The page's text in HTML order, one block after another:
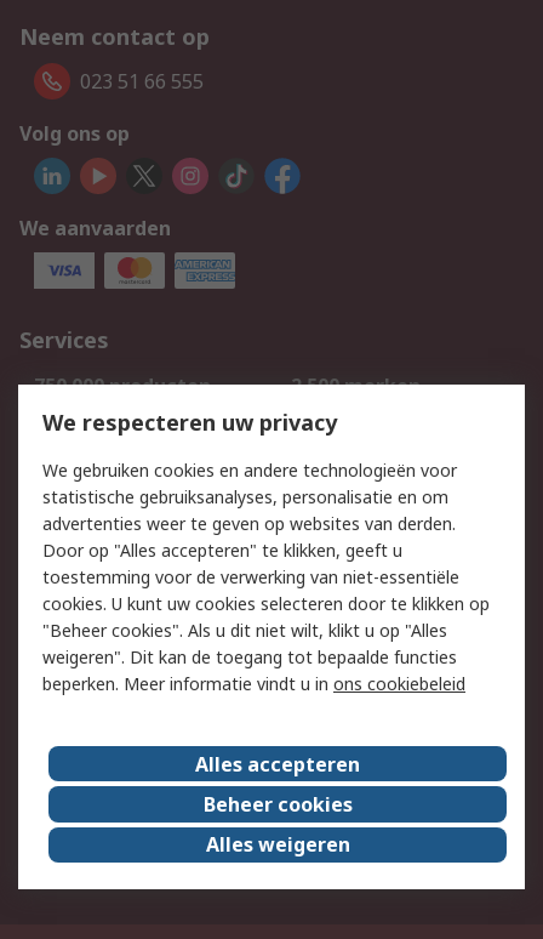
Neem contact op
023 51 66 555
Volg ons op
We aanvaarden
Services
750.000 producten
2.500 merken
Bestellen
Inkoopoplossingen
Track & Trace
Wettelijk
Cookiebeleid
Email veiligheid
Privacybeleid
Websitevoorwaarden
Algemene
verkoopvoorwaarden
Over RS
RS Group
Over ons
RS wereldwijd
Werken bij RS
ESG
We respecteren uw privacy
We gebruiken cookies en andere technologieën voor
statistische gebruiksanalyses, personalisatie en om
advertenties weer te geven op websites van derden.
Door op "Alles accepteren" te klikken, geeft u
toestemming voor de verwerking van niet-essentiële
cookies. U kunt uw cookies selecteren door te klikken op
"Beheer cookies". Als u dit niet wilt, klikt u op "Alles
weigeren". Dit kan de toegang tot bepaalde functies
beperken. Meer informatie vindt u in ons cookiebeleid
Alles accepteren
Beheer cookies
Alles weigeren